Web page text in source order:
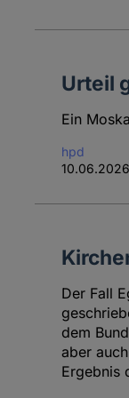
Urteil
Ein
hpd
10.06.2026
Der Fall
dem
aber
Ergebnis